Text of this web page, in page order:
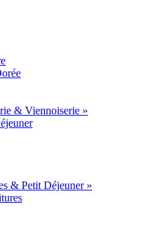
& Viennoiserie »
& Petit Déjeuner »